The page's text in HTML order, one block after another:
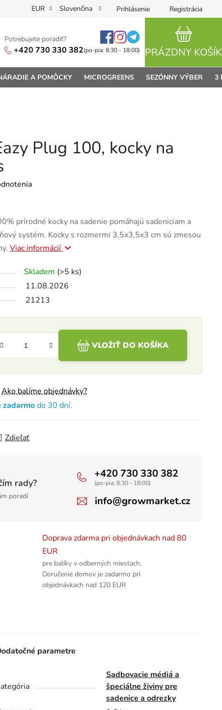
EUR Slovenčina Prihlásenie Registrácia
Potrebujete poradiť?
+420 730 330 382(po-pia: 8:30 - 18:00) PRÁZDNY KOŠÍK
A POMÔCKY MICROGREENS SEZÓNNY VÝBER 3
Plug 100, kocky na
0,0 z 5 hviezdičiek.
prírodné kocky na sadenie pomáhajú sadeniciam a
systém. Kocky s rozmermi 3,5x3,5x3 cm sú zmesou
Viac informácií
Skladem (>5 ks)
11.08.2026
21213
VLOŽIŤ DO KOŠÍKA
Ako balíme objednávky?
zadarmodo 30 dní.
Zdieľať
rady?
poradí
+420 730 330 382
(po-pia: 8:30 - 18:00)
info@growmarket.cz
Doprava zdarma pri objednávkach nad 80
EUR
pre balíky v odberných miestach.
Doručenie domov je zadarmo pri
objednávkach nad 120 EUR
parametre
Sadbovacie médiá a
špeciálne živiny pre
sadenice a odrezky